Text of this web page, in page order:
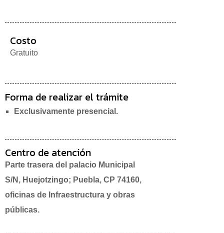
Costo
Gratuito
Forma de realizar el trámite
Exclusivamente presencial.
Centro de atención
Parte trasera del palacio Municipal
S/N, Huejotzingo; Puebla, CP 74160,
oficinas de Infraestructura y obras
públicas.